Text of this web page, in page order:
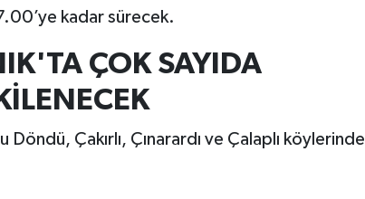
kadar sürecek.
ÇOK SAYIDA
Çakırlı, Çınarardı ve Çalaplı köylerinde